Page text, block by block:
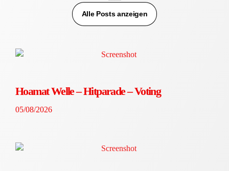
Alle Posts anzeigen
Hoamat Welle – Hitparade – Voting
05/08/2026